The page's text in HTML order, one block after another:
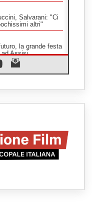
Salvarani: "Ci
altri"
la grande festa
ad Assisi
"Oggi ci
del Vangelo
scuola di san
il Vangelo della